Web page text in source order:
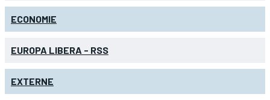
ECONOMIE
EUROPA LIBERA - RSS
EXTERNE